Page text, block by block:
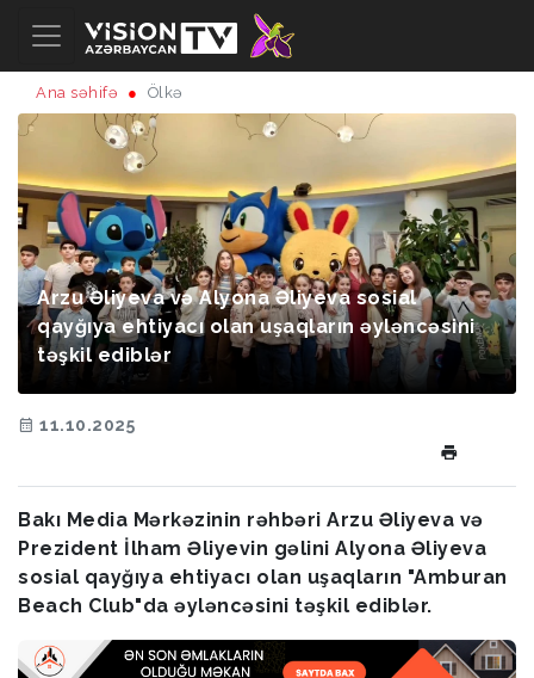
Ana səhifə Ölkə
Arzu Əliyeva və Alyona Əliyeva sosial
qayğıya ehtiyacı olan uşaqların əyləncəsini
təşkil ediblər
11.10.2025
Bakı Media Mərkəzinin rəhbəri Arzu Əliyeva və
Prezident İlham Əliyevin gəlini Alyona Əliyeva
sosial qayğıya ehtiyacı olan uşaqların "Amburan
Beach Club"da əyləncəsini təşkil ediblər.